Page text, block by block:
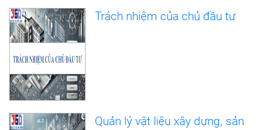
Trách nhiệm của chủ đầu tư
Quản lý vật liệu xây dựng, sản